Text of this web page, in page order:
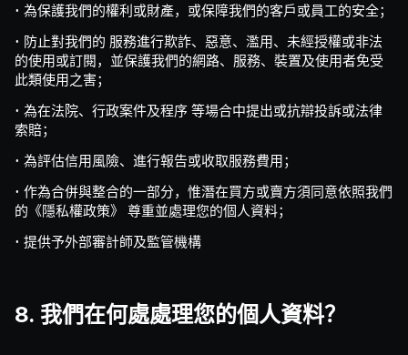
• 為保護我們的權利或財產，或保障我們的客戶或員工的安全；
• 防止對我們的 服務進行欺詐、惡意、濫用、未經授權或非法
的使用或訂閱，並保護我們的網路、服務、裝置及使用者免受
此類使用之害；
• 為在法院、行政案件及程序 等場合中提出或抗辯投訴或法律
索賠；
• 為評估信用風險、進行報告或收取服務費用；
• 作為合併與整合的一部分，惟潛在買方或賣方須同意依照我們
的《隱私權政策》 尊重並處理您的個人資料；
• 提供予外部審計師及監管機構
8. 我們在何處處理您的個人資料？